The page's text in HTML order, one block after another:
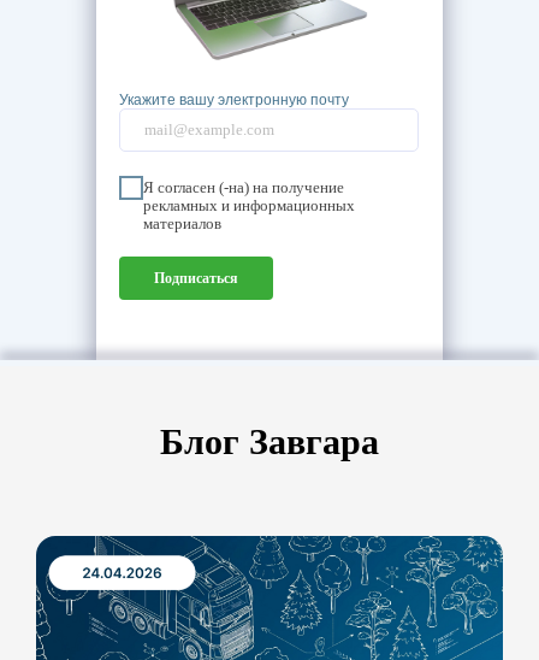
Укажите вашу электронную почту
Я согласен (-на) на получение
рекламных и информационных
материалов
Подписаться
Блог Завгара